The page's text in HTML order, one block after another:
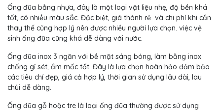
Ống đũa bằng nhựa, đây là một loại vật liệu nhẹ, độ bền khá
tốt, có nhiều màu sắc. Đặc biệt, giá thành rẻ và chi phí khi cần
thay thế cũng hợp lý nên được nhiều người lựa chọn. việc vệ
sinh ống đũa cũng khá dễ dàng với nước.
Ống đũa inox 3 ngăn với bề mặt sáng bóng, làm bằng inox
chống gỉ sét, ẩm mốc tốt. Đây là lựa chọn hoàn hảo đảm bảo
các tiêu chí đẹp, giá cả hợp lý, thời gian sử dụng lâu dài, lau
chùi dễ dàng.
Ống đũa gỗ hoặc tre là loại ống đũa thường được sử dụng